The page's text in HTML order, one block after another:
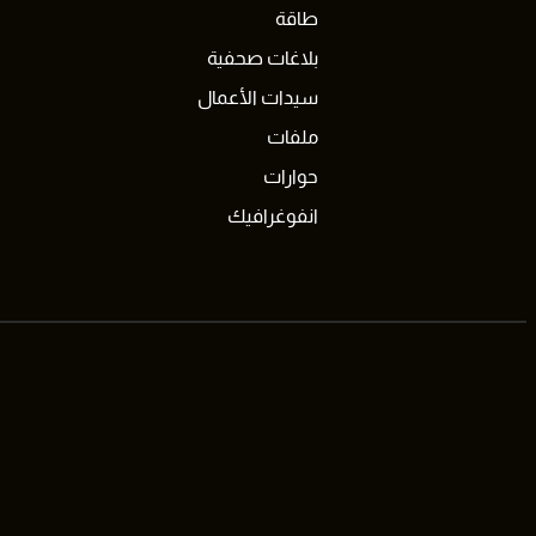
طاقة
بلاغات صحفية
سيدات الأعمال
ملفات
حوارات
انفوغرافيك